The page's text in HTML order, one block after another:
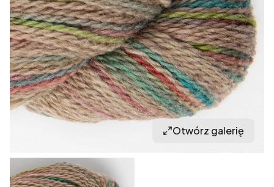
Otwórz galerię